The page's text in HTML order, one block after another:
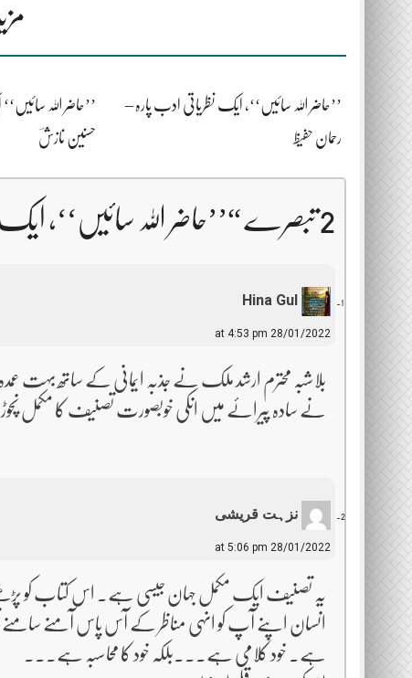
’’حاضر اللہ سائیں‘‘، ایک نظریاتی ادب پارہ –
رحمان حفیظ
’’حاضر اللہ
حسنین نازشؔ
2 تبصرے “ ’’حاضر اللہ سائیں‘‘،
Hina Gul
28/01/2022 at 4:53 pm
بلاشبہ محترم ارشد ملک نے جذبہ ایمانی کے ساتھ بہت عمدہ
نے سادہ پیرائے میں انکی خوبصورت تصنیف کا مکمل نچوڑ
نزہت قریشی
28/01/2022 at 5:06 pm
یہ تصنیف ایک مکمل جہان جیسی ہے۔ اس کتاب کو
انسان اپنے آپ کو انہی مناظر کے آس پاس آمنے
ہے۔ خود کلامی ہے۔۔۔بلکہ خود کا محاسبہ ہے۔۔۔